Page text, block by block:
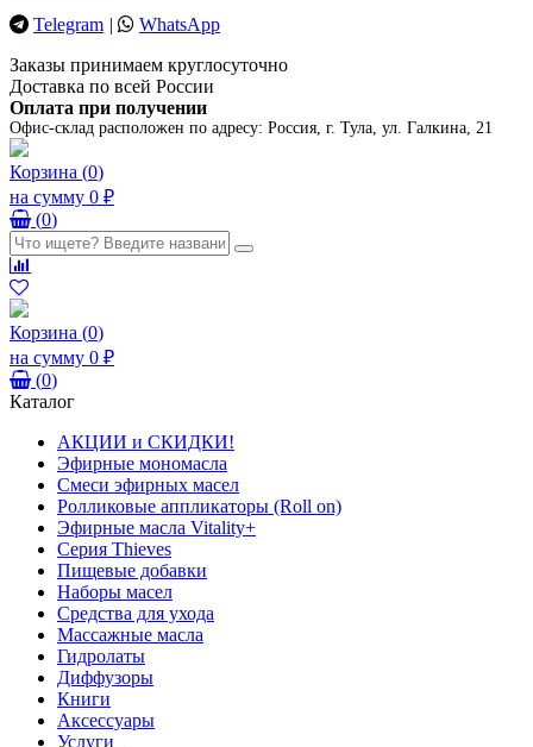
Telegram |
WhatsApp
Заказы принимаем круглосуточно
Доставка по всей России
Оплата при получении
Офис-склад расположен по адресу: Россия, г. Тула, ул. Галкина, 21
Корзина (0)
на сумму 0 ₽
(0)
Корзина (0)
на сумму 0 ₽
(0)
Каталог
АКЦИИ и СКИДКИ!
Эфирные мономасла
Смеси эфирных масел
Ролликовые аппликаторы (Roll on)
Эфирные масла Vitality+
Серия Thieves
Пищевые добавки
Наборы масел
Средства для ухода
Массажные масла
Гидролаты
Диффузоры
Книги
Аксессуары
Услуги